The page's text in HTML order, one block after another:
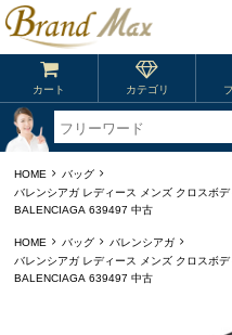
カート カテゴリ
HOME
バッグ
バレンシアガ レディース メンズ クロスボ
BALENCIAGA 639497 中古
HOME バッグ
バレンシアガ
バレンシアガ レディース メンズ クロスボ
BALENCIAGA 639497 中古